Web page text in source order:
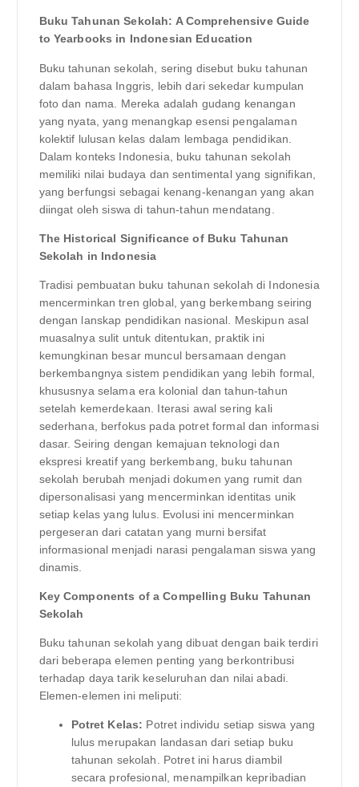
Buku Tahunan Sekolah: A Comprehensive Guide
to Yearbooks in Indonesian Education
Buku tahunan sekolah, sering disebut buku tahunan
dalam bahasa Inggris, lebih dari sekedar kumpulan
foto dan nama. Mereka adalah gudang kenangan
yang nyata, yang menangkap esensi pengalaman
kolektif lulusan kelas dalam lembaga pendidikan.
Dalam konteks Indonesia, buku tahunan sekolah
memiliki nilai budaya dan sentimental yang signifikan,
yang berfungsi sebagai kenang-kenangan yang akan
diingat oleh siswa di tahun-tahun mendatang.
The Historical Significance of Buku Tahunan
Sekolah in Indonesia
Tradisi pembuatan buku tahunan sekolah di Indonesia
mencerminkan tren global, yang berkembang seiring
dengan lanskap pendidikan nasional. Meskipun asal
muasalnya sulit untuk ditentukan, praktik ini
kemungkinan besar muncul bersamaan dengan
berkembangnya sistem pendidikan yang lebih formal,
khususnya selama era kolonial dan tahun-tahun
setelah kemerdekaan. Iterasi awal sering kali
sederhana, berfokus pada potret formal dan informasi
dasar. Seiring dengan kemajuan teknologi dan
ekspresi kreatif yang berkembang, buku tahunan
sekolah berubah menjadi dokumen yang rumit dan
dipersonalisasi yang mencerminkan identitas unik
setiap kelas yang lulus. Evolusi ini mencerminkan
pergeseran dari catatan yang murni bersifat
informasional menjadi narasi pengalaman siswa yang
dinamis.
Key Components of a Compelling Buku Tahunan
Sekolah
Buku tahunan sekolah yang dibuat dengan baik terdiri
dari beberapa elemen penting yang berkontribusi
terhadap daya tarik keseluruhan dan nilai abadi.
Elemen-elemen ini meliputi:
Potret Kelas: Potret individu setiap siswa yang
lulus merupakan landasan dari setiap buku
tahunan sekolah. Potret ini harus diambil
secara profesional, menampilkan kepribadian